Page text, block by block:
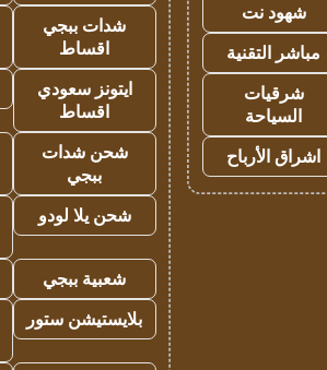
شهود نت
مباشر التقنية
شرقيات
السياحة
اشراق الأرباح
شدات ببجي
اقساط
ايتونز سعودي
اقساط
شحن شدات
ببجي
شحن يلا لودو
شعبية ببجي
بلايستيشن ستور